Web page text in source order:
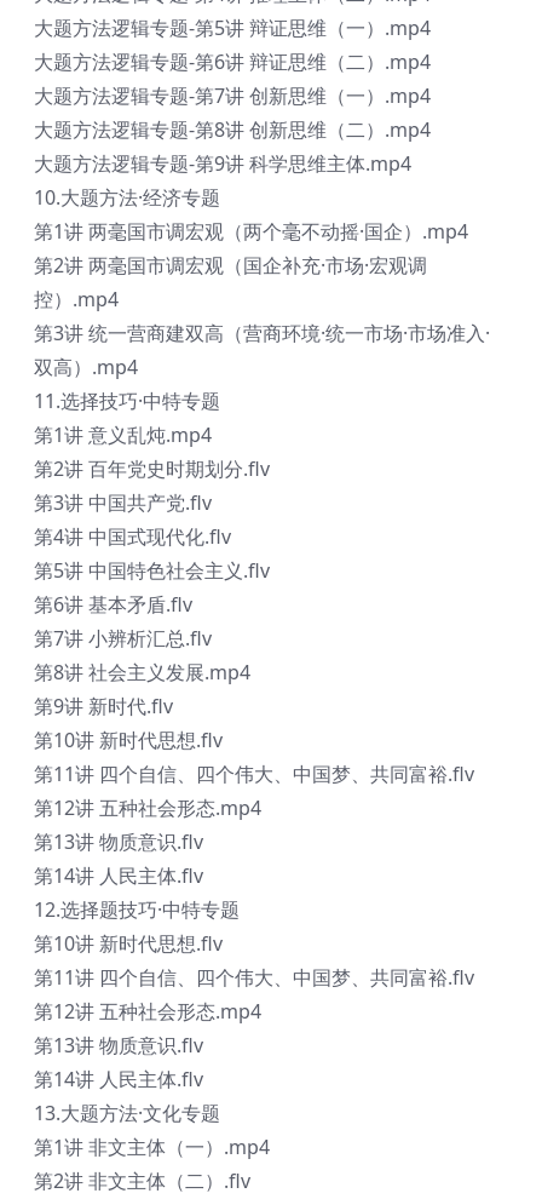
大题方法逻辑专题-第5讲 辩证思维（一）.mp4
大题方法逻辑专题-第6讲 辩证思维（二）.mp4
大题方法逻辑专题-第7讲 创新思维（一）.mp4
大题方法逻辑专题-第8讲 创新思维（二）.mp4
大题方法逻辑专题-第9讲 科学思维主体.mp4
10.大题方法·经济专题
第1讲 两毫国市调宏观（两个毫不动摇·国企）.mp4
第2讲 两毫国市调宏观（国企补充·市场·宏观调
控）.mp4
第3讲 统一营商建双高（营商环境·统一市场·市场准入·
双高）.mp4
11.选择技巧·中特专题
第1讲 意义乱炖.mp4
第2讲 百年党史时期划分.flv
第3讲 中国共产党.flv
第4讲 中国式现代化.flv
第5讲 中国特色社会主义.flv
第6讲 基本矛盾.flv
第7讲 小辨析汇总.flv
第8讲 社会主义发展.mp4
第9讲 新时代.flv
第10讲 新时代思想.flv
第11讲 四个自信、四个伟大、中国梦、共同富裕.flv
第12讲 五种社会形态.mp4
第13讲 物质意识.flv
第14讲 人民主体.flv
12.选择题技巧·中特专题
第10讲 新时代思想.flv
第11讲 四个自信、四个伟大、中国梦、共同富裕.flv
第12讲 五种社会形态.mp4
第13讲 物质意识.flv
第14讲 人民主体.flv
13.大题方法·文化专题
第1讲 非文主体（一）.mp4
第2讲 非文主体（二）.flv